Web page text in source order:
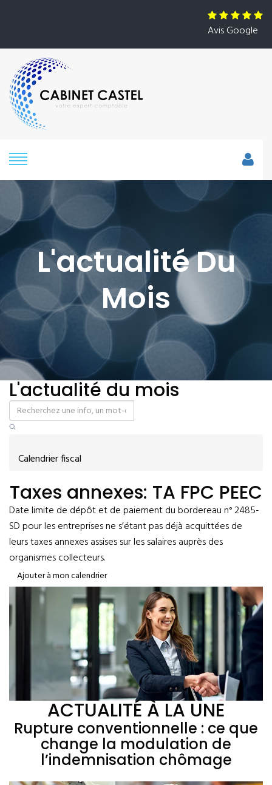
Avis Google
L'actualité Du
Mois
L'actualité du mois
Calendrier fiscal
Taxes annexes: TA FPC PEEC
Date limite de dépôt et de paiement du bordereau n° 2485-
SD pour les entreprises ne s’étant pas déjà acquittées de
leurs taxes annexes assises sur les salaires auprès des
organismes collecteurs.
Ajouter à mon calendrier
ACTUALITÉ À LA UNE
Rupture conventionnelle : ce que
change la modulation de
l’indemnisation chômage